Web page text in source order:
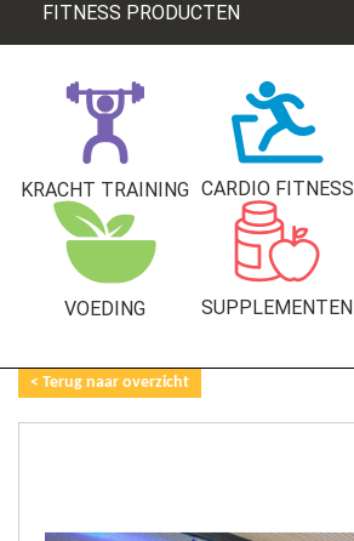
FITNESS PRODUCTEN
KRACHT TRAINING CARDIO FITNESS
VOEDING SUPPLEMENTEN
< Terug naar overzicht